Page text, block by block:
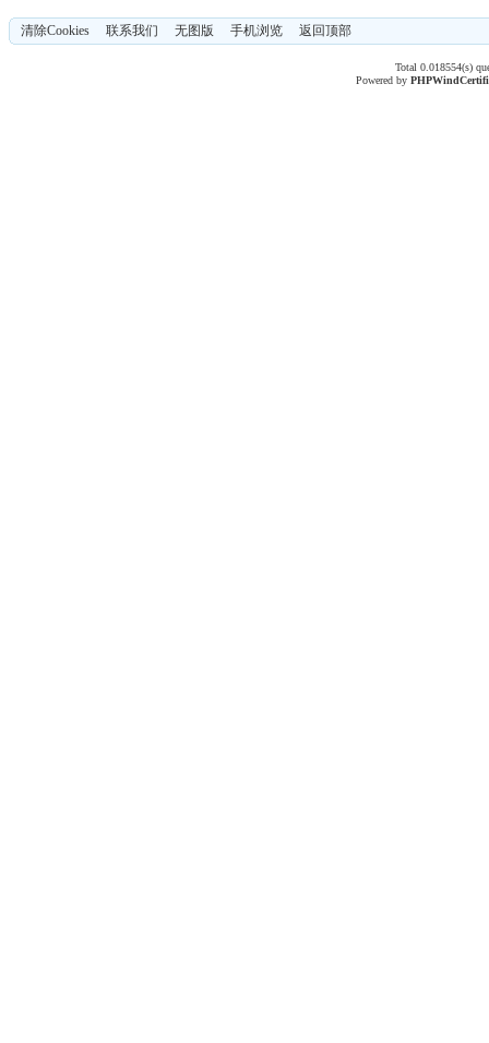
清除Cookies 联系我们 无图版 手机浏览 返回顶部
Total 0.018554(s)
Powered byPHPWind